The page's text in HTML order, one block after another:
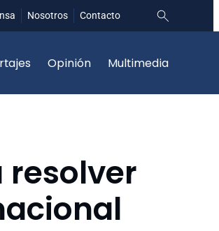
Nosotros Contacto
Opinión Multimedia
resolver